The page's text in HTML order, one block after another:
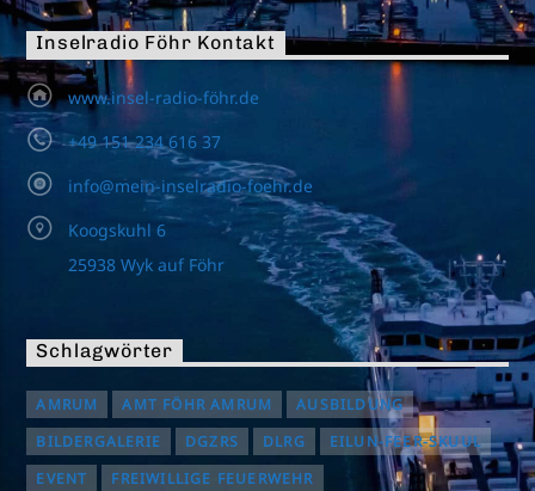
Inselradio Föhr Kontakt
www.insel-radio-föhr.de
+49 151 234 616 37
info@mein-inselradio-foehr.de
Koogskuhl 6
25938 Wyk auf Föhr
Schlagwörter
AMRUM AMT FÖHR AMRUM
AUSBILDUNG
BILDERGALERIE
DGZRS DLRG
EILUN-FEER-SKUUL
EVENT
FREIWILLIGE FEUERWEHR